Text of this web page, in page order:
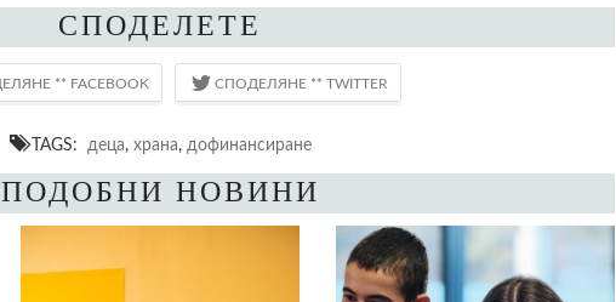
СПОДЕЛЕТЕ
TAGS: деца, храна, дофинансиране
ПОДОБНИ НОВИНИ